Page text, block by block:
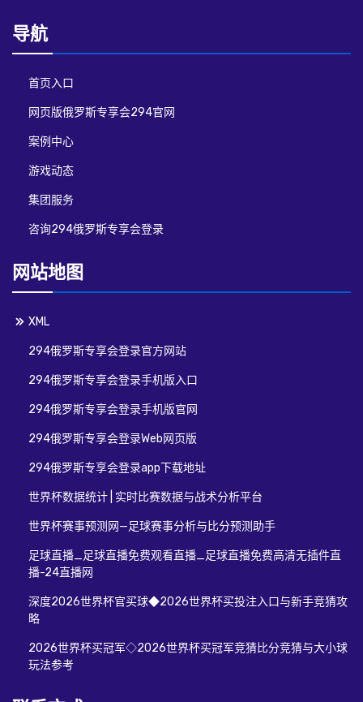
导航
首页入口
网页版俄罗斯专享会294官网
案例中心
游戏动态
集团服务
咨询294俄罗斯专享会登录
网站地图
XML
294俄罗斯专享会登录官方网站
294俄罗斯专享会登录手机版入口
294俄罗斯专享会登录手机版官网
294俄罗斯专享会登录Web网页版
294俄罗斯专享会登录app下载地址
世界杯数据统计 | 实时比赛数据与战术分析平台
世界杯赛事预测网—足球赛事分析与比分预测助手
足球直播_足球直播免费观看直播_足球直播免费高清无插件直
播-24直播网
深度2026世界杯官买球◆2026世界杯买投注入口与新手竞猜攻
略
2026世界杯买冠军◇2026世界杯买冠军竞猜比分竞猜与大小球
玩法参考